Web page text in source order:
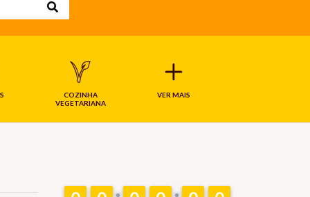
COZINHA
VEGETARIANA
VER MAIS